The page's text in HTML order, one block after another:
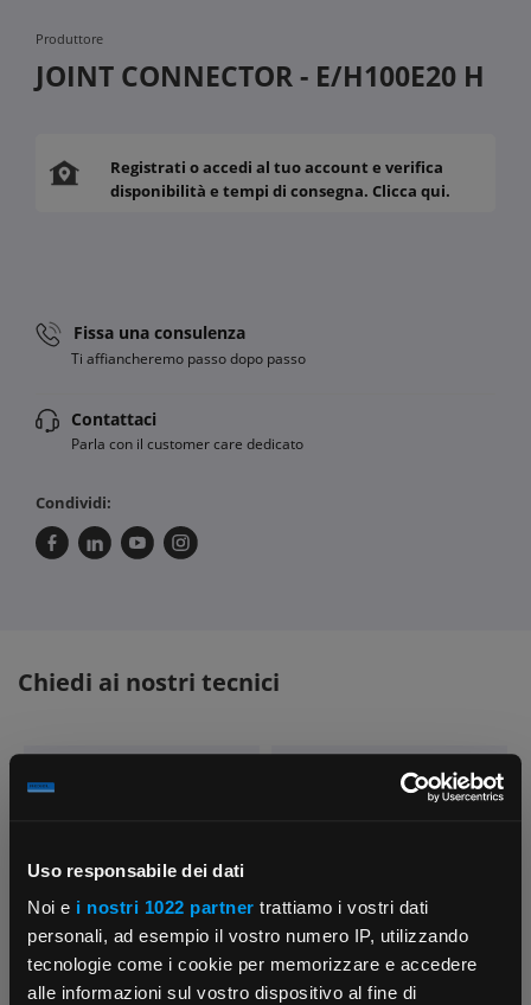
Uso responsabile dei dati
Noi e i nostri 1022 partner trattiamo i vostri dati
personali, ad esempio il vostro numero IP, utilizzando
tecnologie come i cookie per memorizzare e accedere
alle informazioni sul vostro dispositivo al fine di
Produttore
JOINT CONNECTOR - E/H100E20 H
Registrati o accedi al tuo account e verifica
disponibilità e tempi di consegna. Clicca qui.
Fissa una consulenza
Ti affiancheremo passo dopo passo
Contattaci
Parla con il customer care dedicato
Condividi:
Chiedi ai nostri tecnici
Parla con il customer care dedicato Ti affiancheremo passo dopo passo